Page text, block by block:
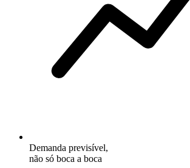
Demanda previsível,
não só boca a boca